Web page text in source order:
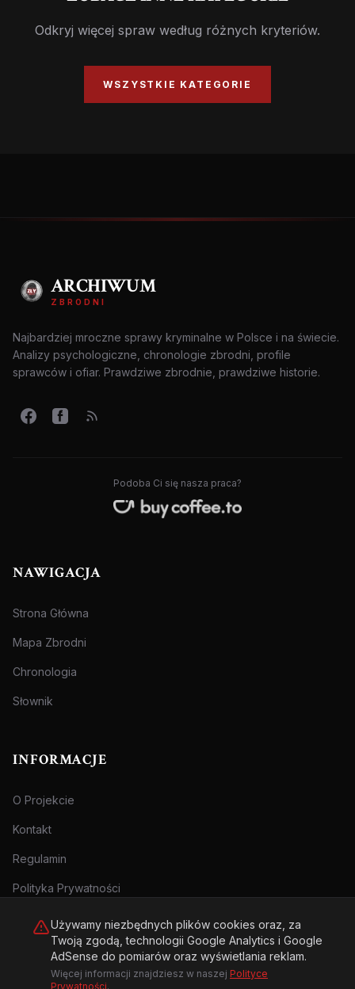
Odkryj więcej spraw według różnych kryteriów.
WSZYSTKIE KATEGORIE
ARCHIWUM
ZBRODNI
Najbardziej mroczne sprawy kryminalne w Polsce i na świecie.
Analizy psychologiczne, chronologie zbrodni, profile
sprawców i ofiar. Prawdziwe zbrodnie, prawdziwe historie.
Podoba Ci się nasza praca?
NAWIGACJA
Strona Główna
Mapa Zbrodni
Chronologia
Słownik
INFORMACJE
O Projekcie
Kontakt
Regulamin
Polityka Prywatności
© 2026 Archiwum Zbrodni - zly.com.pl. Wszelkie prawa zastrzeżone.
Używamy niezbędnych plików cookies oraz, za
Twoją zgodą, technologii Google Analytics i Google
AdSense do pomiarów oraz wyświetlania reklam.
Więcej informacji znajdziesz w naszej Polityce
Prywatności.